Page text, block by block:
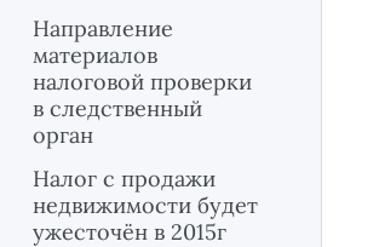
Направление
материалов
налоговой проверки
в следственный
орган
Налог с продажи
недвижимости будет
ужесточён в 2015г